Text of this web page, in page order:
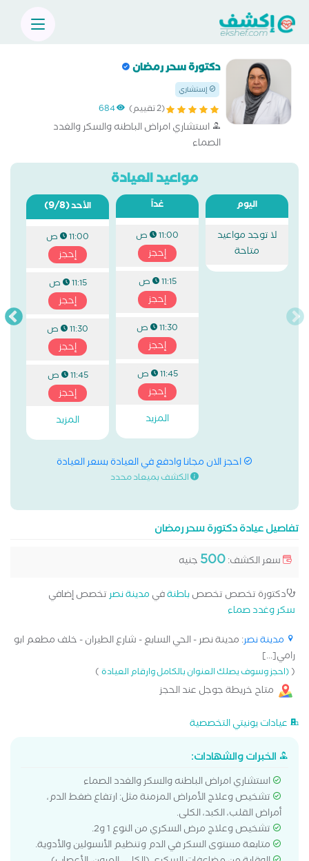
دكتورة سحر رمضان
إستشاري
(2 تقييم) 684
استشاري امراض الباطنه والسكر والغدد
الصماء
مواعيد العيادة
اليوم
لا توجد مواعيد
متاحة
غداً
11:00 ص
إحجز
11:15 ص
إحجز
11:30 ص
إحجز
11:45 ص
إحجز
المزيد
الأحد(9/8)
11:00 ص
إحجز
11:15 ص
إحجز
11:30 ص
إحجز
11:45 ص
إحجز
المزيد
احجز الان مجانا وادفع في العيادة بسعر العيادة
الكشف بميعاد محدد
تفاصيل عيادة دكتورة سحر رمضان
سعر الكشف:500 جنيه
دكتورة تخصص تخصصباطنةفي مدينة نصرتخصص إضافي
سكر وغدد صماء
مدينة نصر: مدينة نصر - الحي السابع - شارع الطيران - خلف مطعم ابو
رامي[...]
((احجز وسوف يصلك العنوان بالكامل وارقام العيادة)
متاح خريطة جوجل عند الحجز
عيادات يونيتي التخصصية
الخبرات والشهادات:
استشاري امراض الباطنه والسكر والغدد الصماء
تشخيص وعلاج الأمراض المزمنة مثل: ارتفاع ضغط الدم،
أمراض القلب، الكبد، الكلى.
تشخيص وعلاج مرض السكري من النوع 1 و2.
متابعة مستوى السكر في الدم وتنظيم الأنسولين والأدوية.